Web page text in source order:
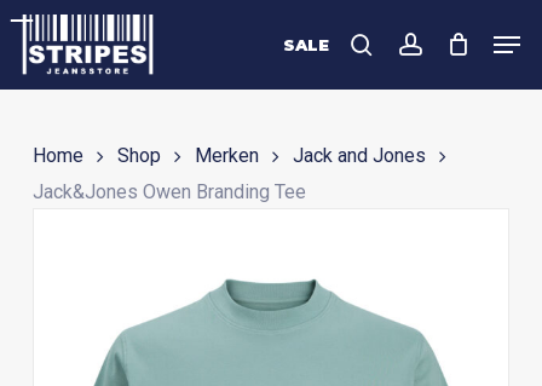
Skip
main
SALE searchaccount
Home Shop Merken
Jack and Jones
Jack&Jones Owen Branding Tee